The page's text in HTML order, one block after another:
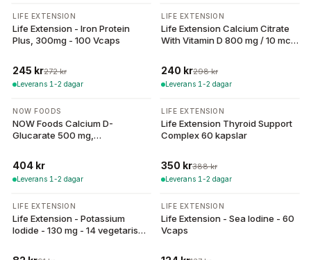
-10%
LIFE EXTENSION
Life Extension - Iron Protein
Plus, 300mg - 100 Vcaps
245 kr272 kr
Leverans 1-2 dagar
-19%
LIFE EXTENSION
Life Extension Calcium Citrate
With Vitamin D 800 mg / 10 mcg
240 kr298 kr
Leverans 1-2 dagar
NOW FOODS
NOW Foods Calcium D-
Glucarate 500 mg,
404 kr
Leverans 1-2 dagar
-10%
LIFE EXTENSION
Life Extension Thyroid Support
Complex 60 kapslar
350 kr388 kr
Leverans 1-2 dagar
-10%
LIFE EXTENSION
Life Extension - Potassium
Iodide - 130 mg - 14 vegetariska
-9%
LIFE EXTENSION
Life Extension - Sea Iodine - 60
Vcaps